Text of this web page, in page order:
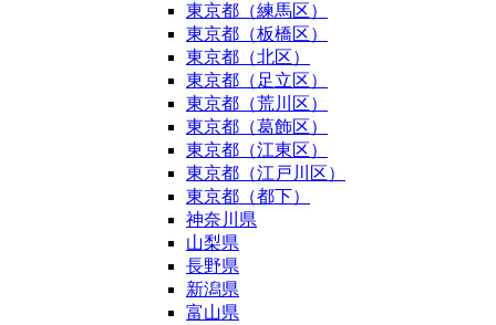
東京都（練馬区）
東京都（板橋区）
東京都（北区）
東京都（足立区）
東京都（荒川区）
東京都（葛飾区）
東京都（江東区）
東京都（江戸川区）
東京都（都下）
神奈川県
山梨県
長野県
新潟県
富山県